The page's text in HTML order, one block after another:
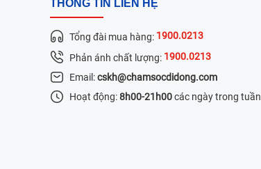
THÔNG TIN LIÊN HỆ
Tổng đài mua hàng: 1900.0213
Phản ánh chất lượng: 1900.0213
Email:cskh@chamsocdidong.com
Hoạt động:8h00-21h00các ngày trong tuần